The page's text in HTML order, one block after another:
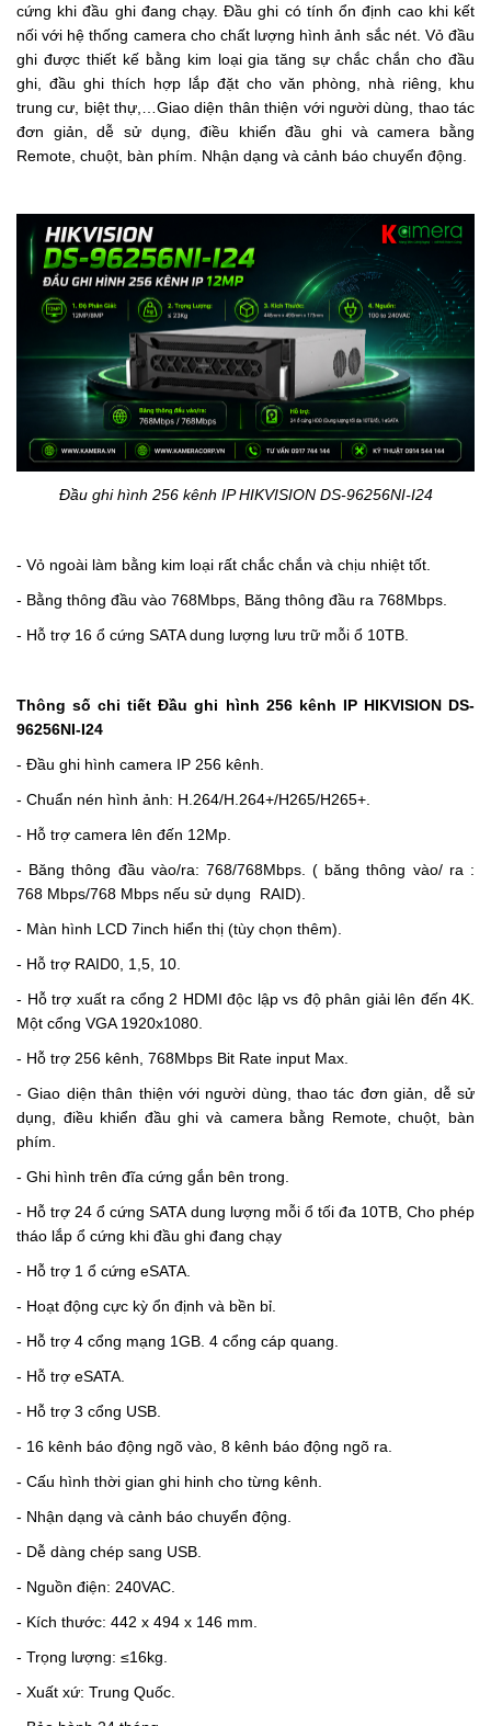
cứng khi đầu ghi đang chạy. Đầu ghi có tính ổn định cao khi kết
nối với hệ thống camera cho chất lượng hình ảnh sắc nét. Vỏ đầu
ghi được thiết kế bằng kim loại gia tăng sự chắc chắn cho đầu
ghi, đầu ghi thích hợp lắp đặt cho văn phòng, nhà riêng, khu
trung cư, biệt thự,…Giao diện thân thiện với người dùng, thao tác
đơn giản, dễ sử dụng, điều khiển đầu ghi và camera bằng
Remote, chuột, bàn phím. Nhận dạng và cảnh báo chuyển động.
Đầu ghi hình 256 kênh IP HIKVISION DS-96256NI-I24
- Vỏ ngoài làm bằng kim loại rất chắc chắn và chịu nhiệt tốt.
- Bằng thông đầu vào 768Mbps , Băng thông đầu ra 768Mbps.
- Hỗ trợ 16 ổ cứng SATA dung lượng lưu trữ mỗi ổ 10TB.
Thông số chi tiết Đầu ghi hình 256 kênh IP HIKVISION DS-
96256NI-I24
- Đầu ghi hình camera IP 256 kênh.
- Chuẩn nén hình ảnh: H.264/H.264+/H265/H265+.
- Hỗ trợ camera lên đến 12Mp.
- Băng thông đầu vào/ra: 768/768Mbps. ( băng thông vào/ ra :
768 Mbps/768 Mbps nếu sử dụng RAID).
- Màn hình LCD 7inch hiển thị (tùy chọn thêm).
- Hỗ trợ RAID0, 1,5, 10.
- Hỗ trợ xuất ra cổng 2 HDMI độc lập vs độ phân giải lên đến 4K.
Một cổng VGA 1920x1080.
- Hỗ trợ 256 kênh, 768Mbps Bit Rate input Max.
- Giao diện thân thiện với người dùng, thao tác đơn giản, dễ sử
dụng, điều khiển đầu ghi và camera bằng Remote, chuột, bàn
phím.
- Ghi hình trên đĩa cứng gắn bên trong.
- Hỗ trợ 24 ổ cứng SATA dung lượng mỗi ổ tối đa 10TB, Cho phép
tháo lắp ổ cứng khi đầu ghi đang chạy
- Hỗ trợ 1 ổ cứng eSATA.
- Hoạt động cực kỳ ổn định và bền bỉ.
- Hỗ trợ 4 cổng mạng 1GB. 4 cổng cáp quang.
- Hỗ trợ eSATA.
- Hỗ trợ 3 cổng USB.
- 16 kênh báo động ngõ vào, 8 kênh báo động ngõ ra.
- Cấu hình thời gian ghi hinh cho từng kênh.
- Nhận dạng và cảnh báo chuyển động.
- Dễ dàng chép sang USB.
- Nguồn điện: 240VAC.
- Kích thước: 442 x 494 x 146 mm.
- Trọng lượng: ≤16kg.
- Xuất xứ: Trung Quốc.